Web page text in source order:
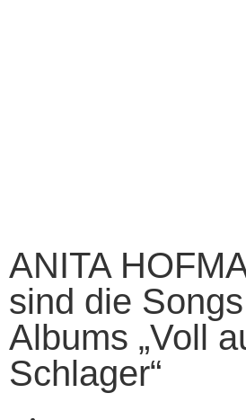
ANITA
sind die
Albums „Voll
Schlager“